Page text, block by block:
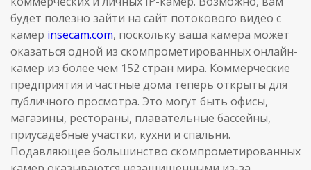
будет полезно зайти на сайт потокового видео с
камер insecam.com, поскольку ваша камера может
оказаться одной из скомпрометированных онлайн-
камер из более чем 152 стран мира. Коммерческие
предприятия и частные дома теперь открыты для
публичного просмотра. Это могут быть офисы,
магазины, рестораны, плавательные бассейны,
приусадебные участки, кухни и спальни.
Подавляющее большинство скомпрометированных